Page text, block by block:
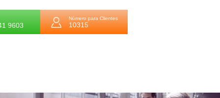
9603
Número para Clientes
10315